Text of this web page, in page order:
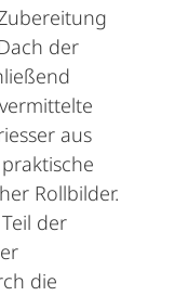
der
aus
Rollbilder.
der
die